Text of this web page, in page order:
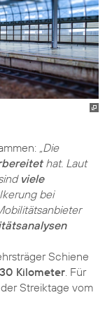
„Die
hat. Laut
viele
bei
Schiene
Kilometer. Für
Streiktage vom